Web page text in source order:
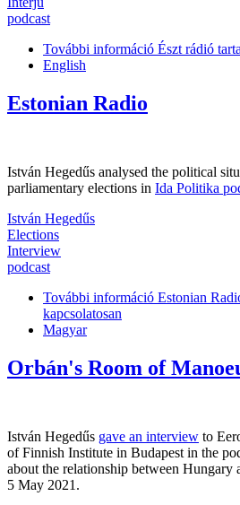
podcast
További információ Észt rádió
English
Estonian Radio
István Hegedűs analysed the political
parliamentary elections in Ida Politika
István Hegedűs
Elections
Interview
podcast
További információ Estonian
kapcsolatosan
Magyar
Orbán's Room of
István Hegedűs gave an interview to
of Finnish Institute in Budapest in the
about the relationship between Hungary
5 May 2021.